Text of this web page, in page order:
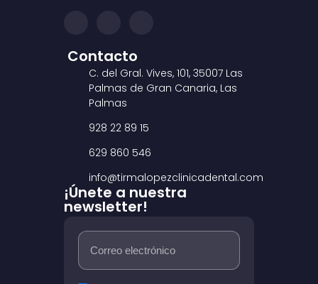
Contacto
C. del Gral. Vives, 101, 35007 Las
Palmas de Gran Canaria, Las
Palmas
928 22 89 15
629 860 546
info@tirmalopezclinicadental.com
¡Únete a nuestra
newsletter!